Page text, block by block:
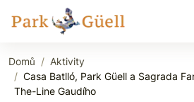
Domů
Aktivity
Casa Batlló, Park Güell a Sagrada
The-Line Gaudího